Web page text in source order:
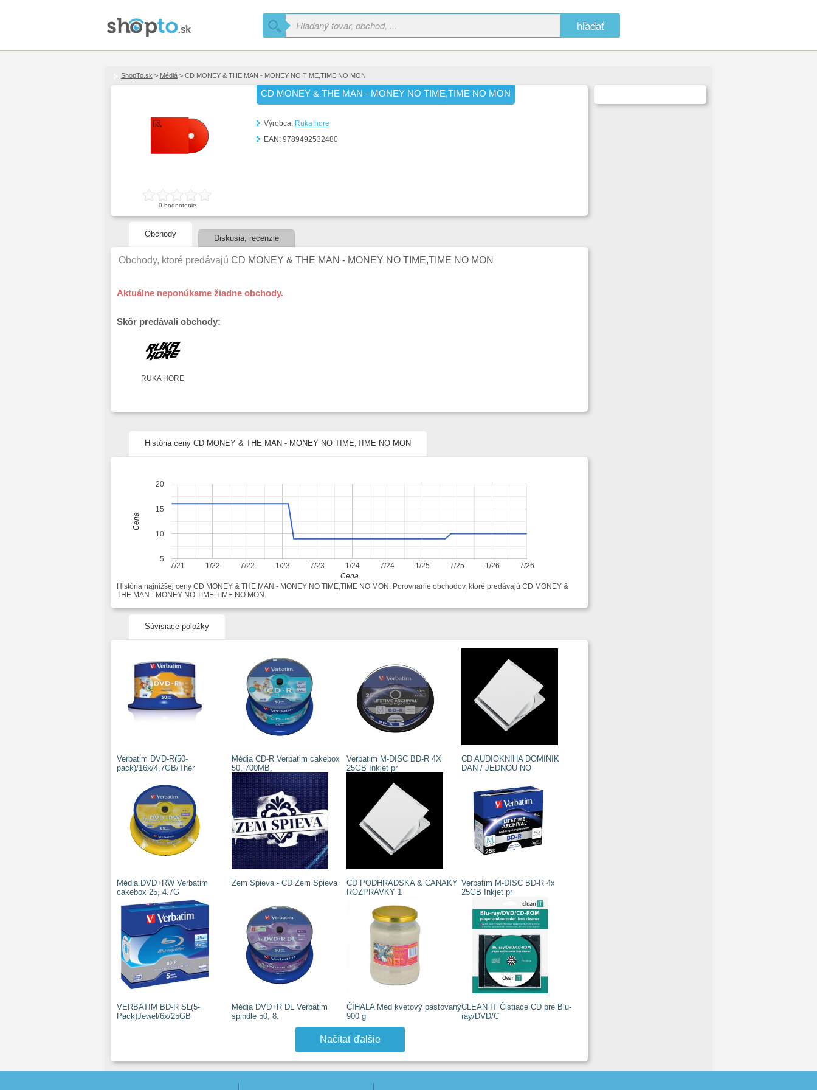
hľadať
ShopTo.sk > Médiá > CD MONEY & THE MAN - MONEY NO TIME,TIME NO MON
CD MONEY & THE MAN - MONEY NO TIME,TIME NO MON
0hodnotenie
Výrobca: Ruka hore
EAN: 9789492532480
Obchody Diskusia, recenzie
Obchody, ktoré predávajú CD MONEY & THE MAN - MONEY NO TIME,TIME NO MON
Aktuálne neponúkame žiadne obchody.
Skôr predávali obchody:
RUKA HORE
História ceny CD MONEY & THE MAN - MONEY NO TIME,TIME NO MON
1/22 1/23 1/24 1/25 1/26
7/21 7/22 7/23 7/24 7/25 7/26
5
10
15
20
Cena
Cena
História najnižšej ceny CD MONEY & THE MAN - MONEY NO TIME,TIME NO MON. Porovnanie obchodov, ktoré predávajú CD MONEY &
THE MAN - MONEY NO TIME,TIME NO MON.
Súvisiace položky
Verbatim DVD-R(50-
pack)/16x/4,7GB/Ther
Média CD-R Verbatim cakebox
50, 700MB,
Verbatim M-DISC BD-R 4X
25GB Inkjet pr
CD AUDIOKNIHA DOMINIK
DAN / JEDNOU NO
Média DVD+RW Verbatim
cakebox 25, 4.7G
Zem Spieva - CD Zem Spieva
CD PODHRADSKA & CANAKY
ROZPRAVKY 1
Verbatim M-DISC BD-R 4x
25GB Inkjet pr
VERBATIM BD-R SL(5-
Pack)Jewel/6x/25GB
Média DVD+R DL Verbatim
spindle 50, 8.
ČÍHALA Med kvetový pastovaný
900 g
CLEAN IT Čistiace CD pre Blu-
ray/DVD/C
Načítať ďalšie